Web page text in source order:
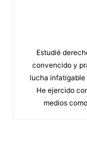
Estudié
convencido y
lucha
He ejercido
medios